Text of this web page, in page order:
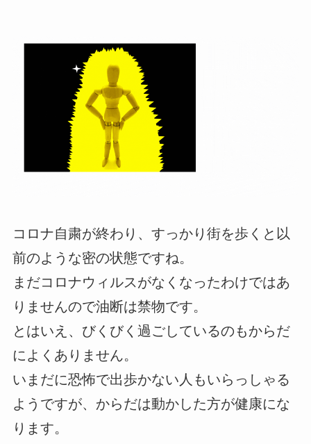
コロナ自粛が終わり、すっかり街を歩くと以
前のような密の状態ですね。
まだコロナウィルスがなくなったわけではあ
りませんので油断は禁物です。
とはいえ、びくびく過ごしているのもからだ
によくありません。
いまだに恐怖で出歩かない人もいらっしゃる
ようですが、からだは動かした方が健康にな
ります。